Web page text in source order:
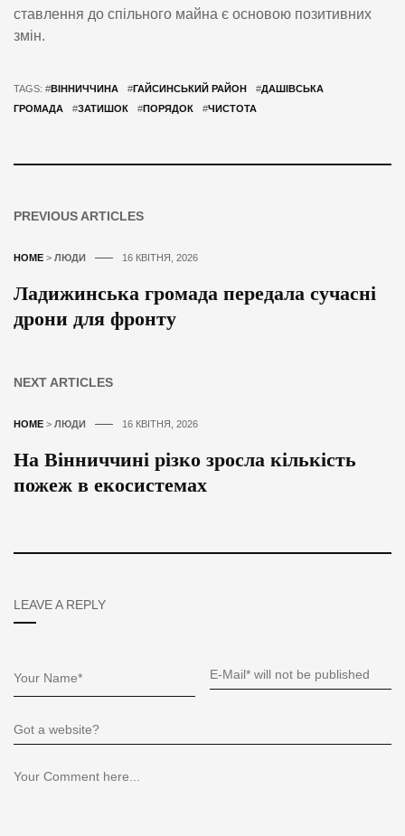
ставлення до спільного майна є основою позитивних
змін.
TAGS: #ВІННИЧЧИНА #ГАЙСИНСЬКИЙ РАЙОН #ДАШІВСЬКА
ГРОМАДА
#ЗАТИШОК #ПОРЯДОК #ЧИСТОТА
PREVIOUS ARTICLES
HOME > ЛЮДИ 16 КВІТНЯ, 2026
Ладижинська громада передала сучасні
дрони для фронту
NEXT ARTICLES
HOME > ЛЮДИ 16 КВІТНЯ, 2026
На Вінниччині різко зросла кількість
пожеж в екосистемах
LEAVE A REPLY